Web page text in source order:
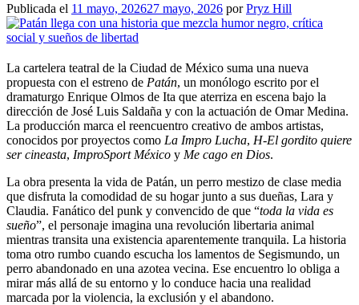
Publicada el 11 mayo, 202627 mayo, 2026 porPryz Hill
La cartelera teatral de la Ciudad de México suma una nueva
propuesta con el estreno de Patán, un monólogo escrito por el
dramaturgo Enrique Olmos de Ita que aterriza en escena bajo la
dirección de José Luis Saldaña y con la actuación de Omar Medina.
La producción marca el reencuentro creativo de ambos artistas,
conocidos por proyectos como La Impro Lucha, H-El gordito quiere
ser cineasta, ImproSport México y Me cago en Dios.
La obra presenta la vida de Patán, un perro mestizo de clase media
que disfruta la comodidad de su hogar junto a sus dueñas, Lara y
Claudia. Fanático del punk y convencido de que “toda la vida es
sueño”, el personaje imagina una revolución libertaria animal
mientras transita una existencia aparentemente tranquila. La historia
toma otro rumbo cuando escucha los lamentos de Segismundo, un
perro abandonado en una azotea vecina. Ese encuentro lo obliga a
mirar más allá de su entorno y lo conduce hacia una realidad
marcada por la violencia, la exclusión y el abandono.